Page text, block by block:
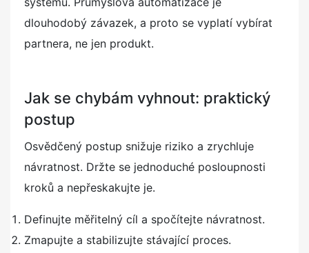
dlouhodobý závazek, a proto se vyplatí vybírat
partnera, ne jen produkt.
Jak se chybám vyhnout: praktický
postup
Osvědčený postup snižuje riziko a zrychluje
návratnost. Držte se jednoduché posloupnosti
kroků a nepřeskakujte je.
Definujte měřitelný cíl a spočítejte návratnost.
Zmapujte a stabilizujte stávající proces.